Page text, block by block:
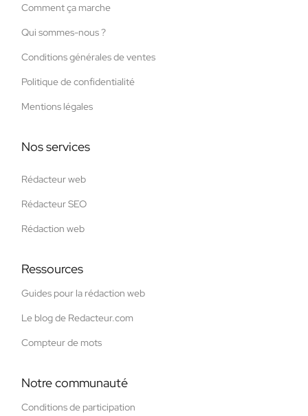
Comment ça marche
Qui sommes-nous ?
Conditions générales de ventes
Politique de confidentialité
Mentions légales
Nos services
Rédacteur web
Rédacteur SEO
Rédaction web
Ressources
Guides pour la rédaction web
Le blog de Redacteur.com
Compteur de mots
Notre communauté
Conditions de participation